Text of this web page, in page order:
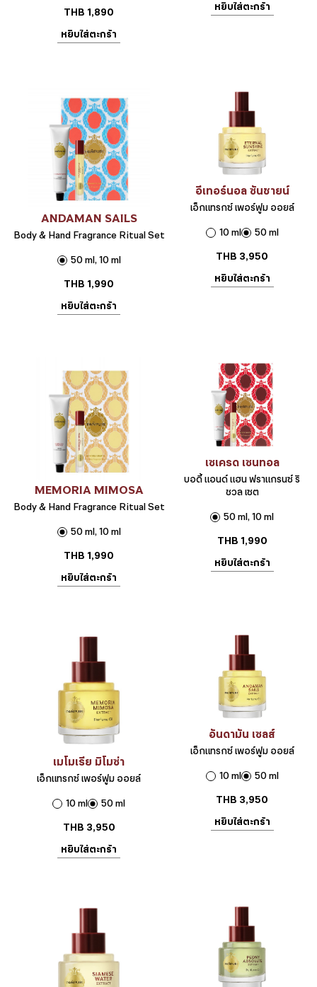
THB 1,890
หยิบใส่ตะกร้า
หยิบใส่ตะกร้า
ANDAMAN SAILS
Body & Hand Fragrance Ritual Set
50 ml, 10 ml
THB 1,990
หยิบใส่ตะกร้า
อีเทอร์นอล ซันชายน์
เอ็กแทรกซ์ เพอร์ฟูม ออยล์
10 ml
50 ml
THB 3,950
หยิบใส่ตะกร้า
MEMORIA MIMOSA
Body & Hand Fragrance Ritual Set
50 ml, 10 ml
THB 1,990
หยิบใส่ตะกร้า
เซเครด เซนทอล
บอดี้ แอนด์ แฮน ฟราแกรนซ์ ริ
ชวล เซต
50 ml, 10 ml
THB 1,990
หยิบใส่ตะกร้า
เมโมเรีย มิโมซ่า
เอ็กแทรกซ์ เพอร์ฟูม ออยล์
10 ml
50 ml
THB 3,950
หยิบใส่ตะกร้า
อันดามัน เซลส์
เอ็กแทรกซ์ เพอร์ฟูม ออยล์
10 ml
50 ml
THB 3,950
หยิบใส่ตะกร้า